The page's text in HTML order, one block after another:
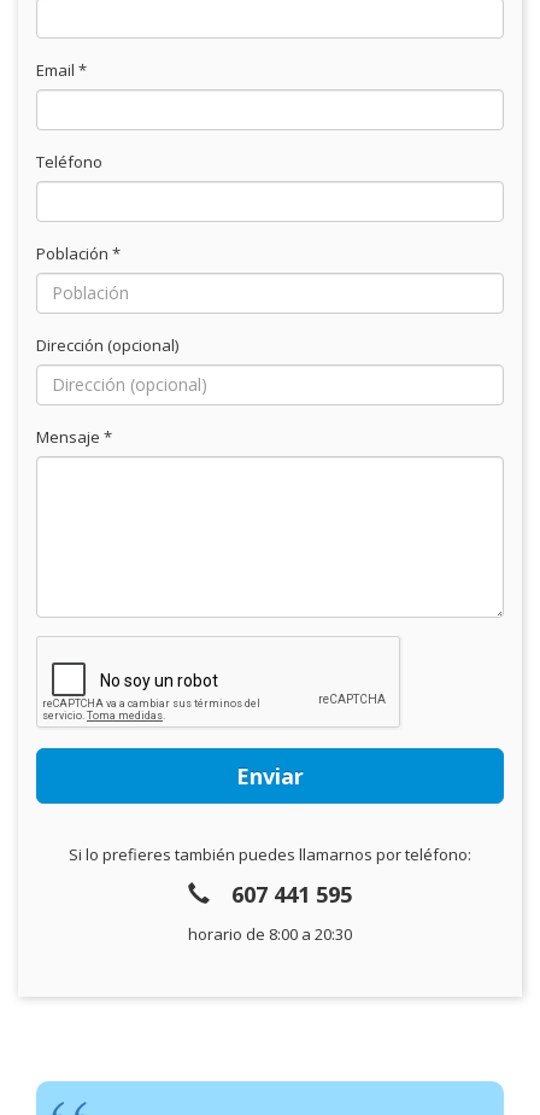
Email *
Teléfono
Población *
Dirección (opcional)
Mensaje *
Si lo prefieres también puedes llamarnos por teléfono:
607 441 595
horario de 8:00 a 20:30